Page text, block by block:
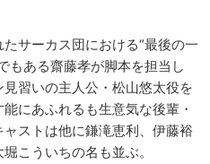
サーカス団における“最後の一
もある齋藤孝が脚本を担当し
習いの主人公・松山悠太役を
にあふれるも生意気な後輩・
ストは他に鎌滝恵利、伊藤裕
こういちの名も並ぶ。